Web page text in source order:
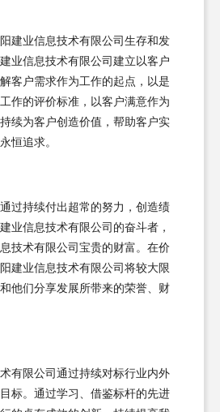
建业信息技术有限公司生存和发
业信息技术有限公司建立以客户
客户需求作为工作的起点，以是
作的评价标准，以客户满意作为
续为客户创造价值，帮助客户实
恒追求。
过持续付出超常的努力，创造绩
业信息技术有限公司的奋斗者，
技术有限公司宝贵的财富。在价
建业信息技术有限公司将较大限
他们分享发展所带来的荣誉、财
有限公司通过持续对标行业内外
标。通过学习、借鉴标杆的先进